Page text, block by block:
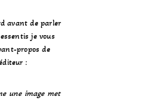
avant de parler
je vous
propos de
:
une image met